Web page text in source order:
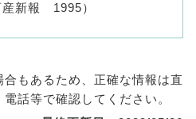
産新報 1995）
もあるため、正確な情報は直
話等で確認してください。